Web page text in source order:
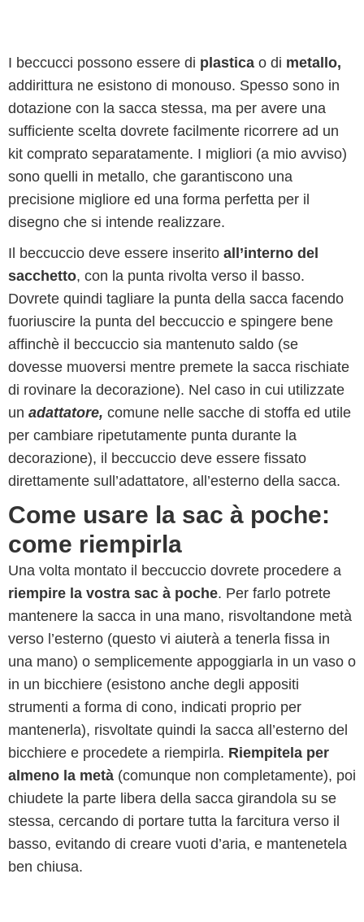
I beccucci possono essere di plastica o di metallo,
addirittura ne esistono di monouso. Spesso sono in
dotazione con la sacca stessa, ma per avere una
sufficiente scelta dovrete facilmente ricorrere ad un
kit comprato separatamente. I migliori (a mio avviso)
sono quelli in metallo, che garantiscono una
precisione migliore ed una forma perfetta per il
disegno che si intende realizzare.
Il beccuccio deve essere inserito all’interno del
sacchetto, con la punta rivolta verso il basso.
Dovrete quindi tagliare la punta della sacca facendo
fuoriuscire la punta del beccuccio e spingere bene
affinchè il beccuccio sia mantenuto saldo (se
dovesse muoversi mentre premete la sacca rischiate
di rovinare la decorazione). Nel caso in cui utilizzate
un adattatore, comune nelle sacche di stoffa ed utile
per cambiare ripetutamente punta durante la
decorazione), il beccuccio deve essere fissato
direttamente sull’adattatore, all’esterno della sacca.
Come usare la sac à poche:
come riempirla
Una volta montato il beccuccio dovrete procedere a
riempire la vostra sac à poche. Per farlo potrete
mantenere la sacca in una mano, risvoltandone metà
verso l’esterno (questo vi aiuterà a tenerla fissa in
una mano) o semplicemente appoggiarla in un vaso o
in un bicchiere (esistono anche degli appositi
strumenti a forma di cono, indicati proprio per
mantenerla), risvoltate quindi la sacca all’esterno del
bicchiere e procedete a riempirla. Riempitela per
almeno la metà (comunque non completamente), poi
chiudete la parte libera della sacca girandola su se
stessa, cercando di portare tutta la farcitura verso il
basso, evitando di creare vuoti d’aria, e mantenetela
ben chiusa.